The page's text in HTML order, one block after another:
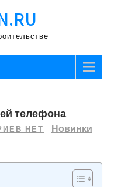
телефона
НЕТ
Новинки